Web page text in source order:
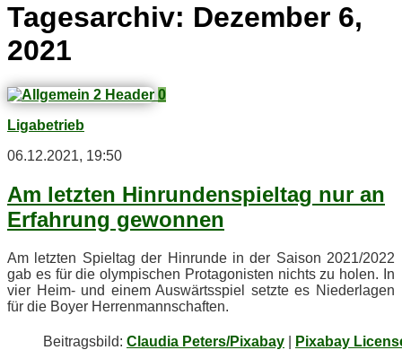
Tagesarchiv: Dezember 6,
2021
0
Ligabetrieb
06.12.2021, 19:50
Am letz­ten Hin­run­den­spiel­tag nur an
Er­fah­rung gewonnen
Am letz­ten Spiel­tag der Hin­run­de in der Sai­son 2021/2022
gab es für die olym­pi­schen Prot­ago­nis­ten nichts zu ho­len. In
vier Heim- und ei­nem Aus­wärts­spiel setz­te es Nie­der­la­gen
für die Boy­er Herrenmannschaften.
Bei­trags­bild: Claudia Peters/Pixabay Pixabay